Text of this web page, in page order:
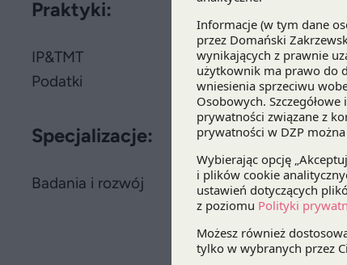
Praktyki:
IP&TMT
Podatki
Specjalizacje:
Badania i rozwój